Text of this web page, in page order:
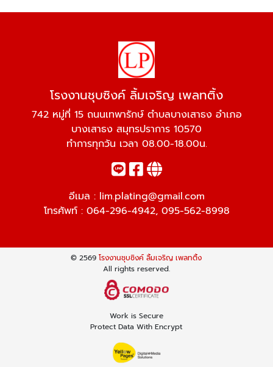
โรงงานชุบซิงค์ ลิ้มเจริญ เพลทติ้ง
742 หมู่ที่ 15 ถนนเทพารักษ์ ตำบลบางเสาธง อำเภอ
บางเสาธง สมุทรปราการ 10570
ทำการทุกวัน เวลา 08.00-18.00น.
อีเมล : lim.plating@gmail.com
โทรศัพท์ : 064-296-4942, 095-562-8998
© 2569โรงงานชุบซิงค์ ลิ้มเจริญ เพลทติ้ง
All rights reserved.
Work is Secure
Protect Data With Encrypt